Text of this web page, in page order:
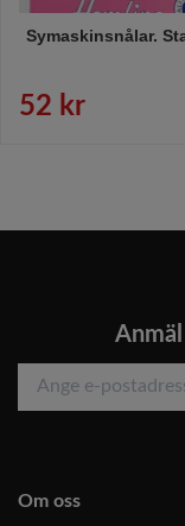
Symaskinsnålar.
52 kr
Om oss